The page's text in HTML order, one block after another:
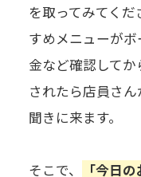
を取ってみてく
すめメニューが
金など確認して
されたら店員さ
聞きに来ます。
そこで、 「今日